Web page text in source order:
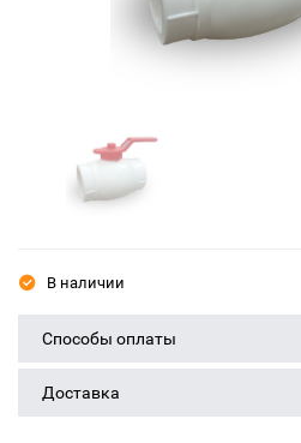
В наличии
Способы оплаты
Доставка